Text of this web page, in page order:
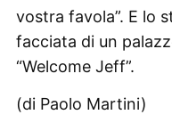
vostra favola”. E lo
facciata di un
“Welcome Jeff”.
(di Paolo Martini)